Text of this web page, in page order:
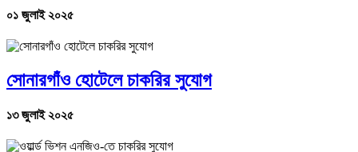
০১ জুলাই ২০২৫
সোনারগাঁও হোটেলে চাকরির সুযোগ
১৩ জুলাই ২০২৫